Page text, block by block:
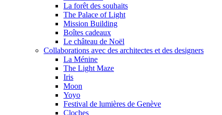
La forêt des souhaits
The Palace of Light
Mission Building
Boîtes cadeaux
Le château de Noël
Collaborations avec des architectes et des designers
La Ménine
The Light Maze
Iris
Moon
Yoyo
Festival de lumières de Genève
Cloches